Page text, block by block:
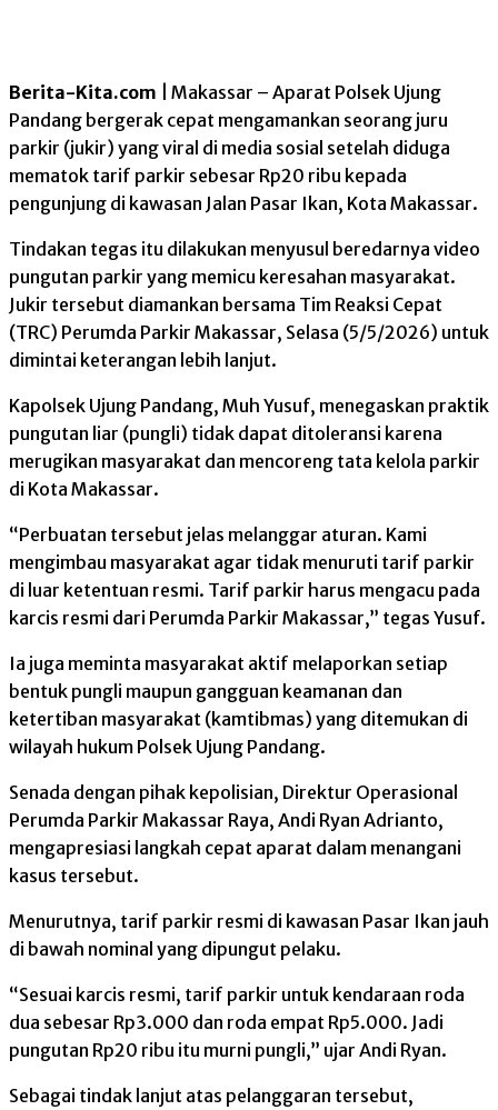
Berita-Kita.com | Makassar – Aparat Polsek Ujung
Pandang bergerak cepat mengamankan seorang juru
parkir (jukir) yang viral di media sosial setelah diduga
mematok tarif parkir sebesar Rp20 ribu kepada
pengunjung di kawasan Jalan Pasar Ikan, Kota Makassar.
Tindakan tegas itu dilakukan menyusul beredarnya video
pungutan parkir yang memicu keresahan masyarakat.
Jukir tersebut diamankan bersama Tim Reaksi Cepat
(TRC) Perumda Parkir Makassar, Selasa (5/5/2026) untuk
dimintai keterangan lebih lanjut.
Kapolsek Ujung Pandang, Muh Yusuf, menegaskan praktik
pungutan liar (pungli) tidak dapat ditoleransi karena
merugikan masyarakat dan mencoreng tata kelola parkir
di Kota Makassar.
“Perbuatan tersebut jelas melanggar aturan. Kami
mengimbau masyarakat agar tidak menuruti tarif parkir
di luar ketentuan resmi. Tarif parkir harus mengacu pada
karcis resmi dari Perumda Parkir Makassar,” tegas Yusuf.
Ia juga meminta masyarakat aktif melaporkan setiap
bentuk pungli maupun gangguan keamanan dan
ketertiban masyarakat (kamtibmas) yang ditemukan di
wilayah hukum Polsek Ujung Pandang.
Senada dengan pihak kepolisian, Direktur Operasional
Perumda Parkir Makassar Raya, Andi Ryan Adrianto,
mengapresiasi langkah cepat aparat dalam menangani
kasus tersebut.
Menurutnya, tarif parkir resmi di kawasan Pasar Ikan jauh
di bawah nominal yang dipungut pelaku.
“Sesuai karcis resmi, tarif parkir untuk kendaraan roda
dua sebesar Rp3.000 dan roda empat Rp5.000. Jadi
pungutan Rp20 ribu itu murni pungli,” ujar Andi Ryan.
Sebagai tindak lanjut atas pelanggaran tersebut,